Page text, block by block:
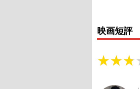
映画短評